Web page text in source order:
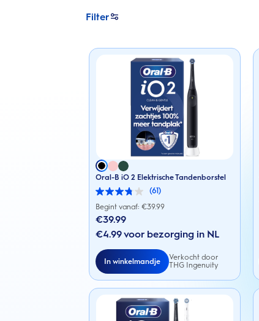
Filter
Oral-B iO 2 Elektrische Tandenborstel
(61)
3.8
van
5
sterren.
beoordelingen
Begint vanaf: €39.99
€39.99
€4.99 voor bezorging in NL
In winkelmandje
Verkocht door
THG Ingenuity